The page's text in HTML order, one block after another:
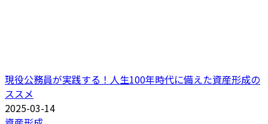
現役公務員が実践する！人生100年時代に備えた資産形成の
ススメ
2025-03-14